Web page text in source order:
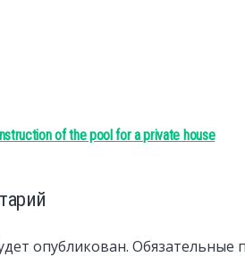
of the pool for a private house
опубликован. Обязательные